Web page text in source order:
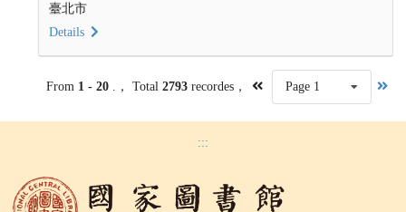
臺北市
Details
From 1 - 20 .， Total 2793recordes， Page 1
:::